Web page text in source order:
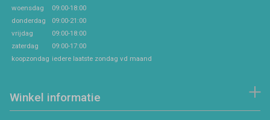
woensdag
09:00-18:00
donderdag
09:00-21:00
vrijdag
09:00-18:00
zaterdag
09:00-17:00
koopzondag iedere laatste zondag vd maand
Winkel informatie